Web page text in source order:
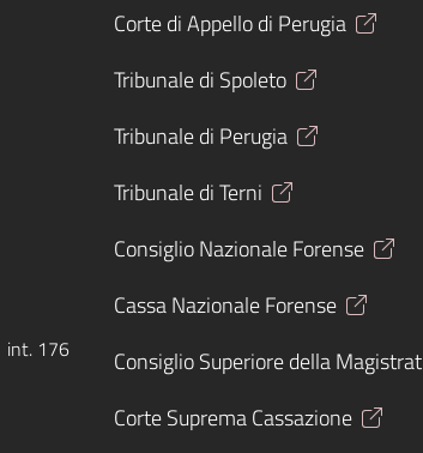
int. 176
Corte di Appello di Perugia
Tribunale di Spoleto
Tribunale di Perugia
Tribunale di Terni
Consiglio Nazionale Forense
Cassa Nazionale Forense
Consiglio Superiore della
Corte Suprema Cassazione